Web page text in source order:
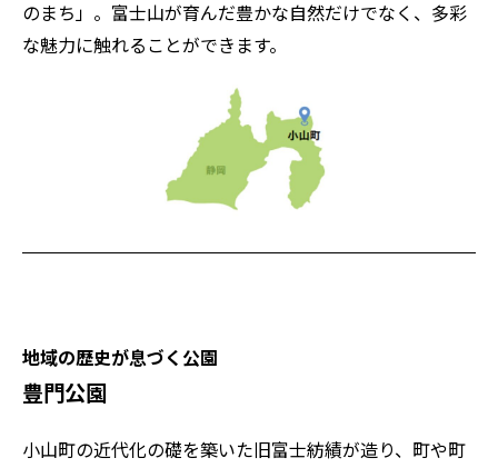
のまち」。富士山が育んだ豊かな自然だけでなく、多彩
な魅力に触れることができます。
地域の歴史が息づく公園
豊門公園
小山町の近代化の礎を築いた旧富士紡績が造り、町や町